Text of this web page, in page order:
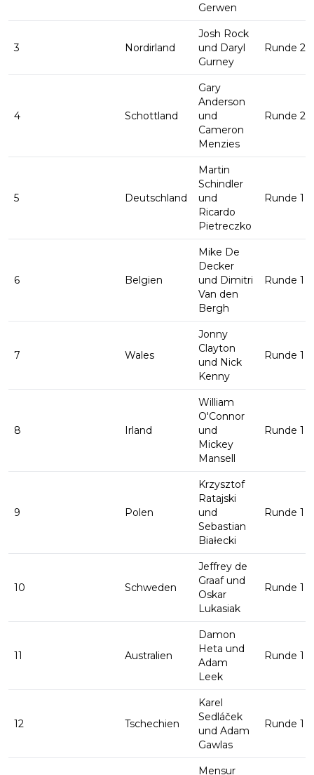
Gerwen
3 Nordirland
Josh Rock
und Daryl
Gurney
Runde 2
4 Schottland
Gary
Anderson
und
Cameron
Menzies
Runde 2
5 Deutschland
Martin
Schindler
und
Ricardo
Pietreczko
Runde 1
6 Belgien
Mike De
Decker
und Dimitri
Van den
Bergh
Runde 1
7 Wales
Jonny
Clayton
und Nick
Kenny
Runde 1
8 Irland
William
O'Connor
und
Mickey
Mansell
Runde 1
9 Polen
Krzysztof
Ratajski
und
Sebastian
Białecki
Runde 1
10 Schweden
Jeffrey de
Graaf und
Oskar
Lukasiak
Runde 1
11 Australien
Damon
Heta und
Adam
Leek
Runde 1
12 Tschechien
Karel
Sedláček
und Adam
Gawlas
Runde 1
Mensur